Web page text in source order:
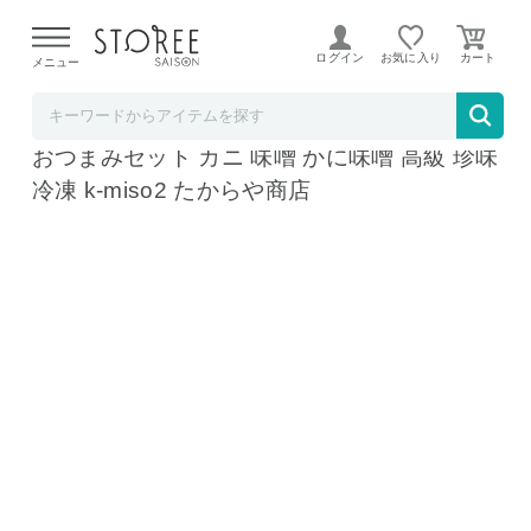
よる配送遅延が発生しております。
メニュー ログイン お気に入り
カニ味噌 甲羅盛り 2個セット かにみそ 甲羅
おつまみセット カニ 味噌 かに味噌 高級 珍味
冷凍 k-miso2 たからや商店